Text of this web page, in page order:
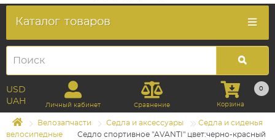
Каталог товаров
USD
UAH
Личный кабинет Сравнение
0
Корзина
Велозапчасти Седла и аксессуары
Седла и сиденья
велосипедные
Седло спортивное "AVANTI" цвет:черно-красный